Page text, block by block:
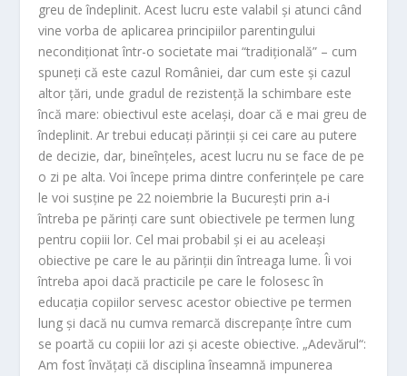
greu de îndeplinit. Acest lucru este valabil şi atunci când
vine vorba de aplicarea principiilor parentingului
necondiţionat într-o societate mai “tradiţională” – cum
spuneţi că este cazul României, dar cum este şi cazul
altor ţări, unde gradul de rezistenţă la schimbare este
încă mare: obiectivul este acelaşi, doar că e mai greu de
îndeplinit. Ar trebui educaţi părinţii şi cei care au putere
de decizie, dar, bineînţeles, acest lucru nu se face de pe
o zi pe alta. Voi începe prima dintre conferinţele pe care
le voi susţine pe 22 noiembrie la Bucureşti prin a-i
întreba pe părinţi care sunt obiectivele pe termen lung
pentru copiii lor. Cel mai probabil şi ei au aceleaşi
obiective pe care le au părinţii din întreaga lume. Îi voi
întreba apoi dacă practicile pe care le folosesc în
educaţia copiilor servesc acestor obiective pe termen
lung şi dacă nu cumva remarcă discrepanţe între cum
se poartă cu copiii lor azi şi aceste obiective. „Adevărul“:
Am fost învăţaţi că disciplina înseamnă impunerea